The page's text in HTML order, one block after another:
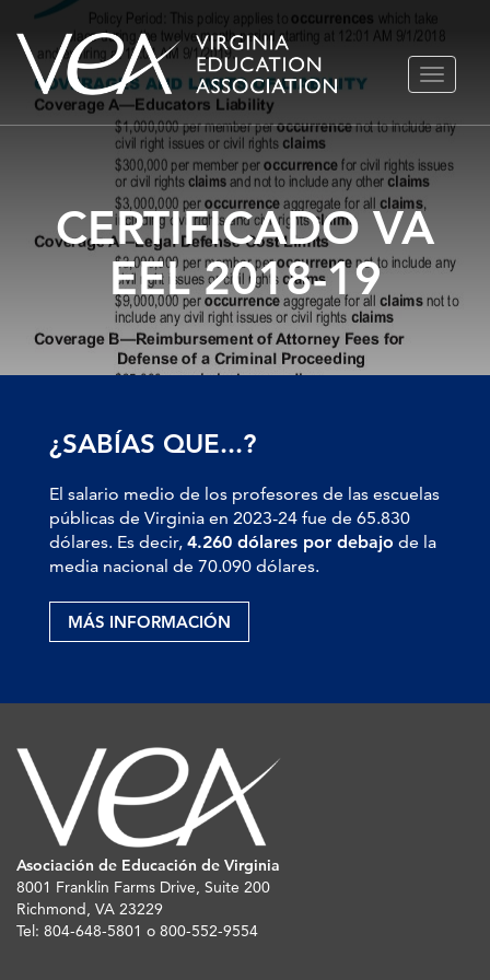
Ir
contenido
CERTIFICADO VA
EEL 2018-19
¿SABÍAS QUE...?
El salario medio de los profesores de las escuelas
públicas de Virginia en 2023-24 fue de 65.830
dólares. Es decir, 4.260 dólares por debajo de la
media nacional de 70.090 dólares.
MÁS INFORMACIÓN
Asociación de Educación de Virginia
8001 Franklin Farms Drive, Suite 200
Richmond, VA 23229
Tel: 804-648-5801 o 800-552-9554